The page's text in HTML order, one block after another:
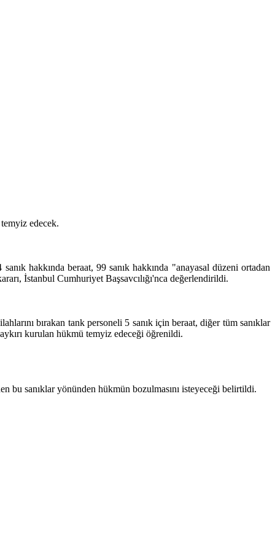
edecek.
hakkında beraat, 99 sanık hakkında "anayasal düzeni ortadan
İstanbul Cumhuriyet Başsavcılığı'nca değerlendirildi.
bırakan tank personeli 5 sanık için beraat, diğer tüm sanıklar
kurulan hükmü temyiz edeceği öğrenildi.
bu sanıklar yönünden hükmün bozulmasını isteyeceği belirtildi.